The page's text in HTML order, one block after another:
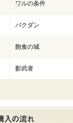
ワルの条件
バクダン
飽食の城
影武者